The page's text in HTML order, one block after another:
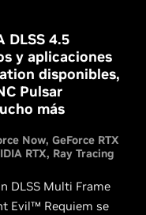
DLSS 4.5
y aplicaciones
disponibles,
Pulsar
más
Now GeForce RTX
RTX Ray Tracing
DLSS Multi Frame
Evil™ Requiem se